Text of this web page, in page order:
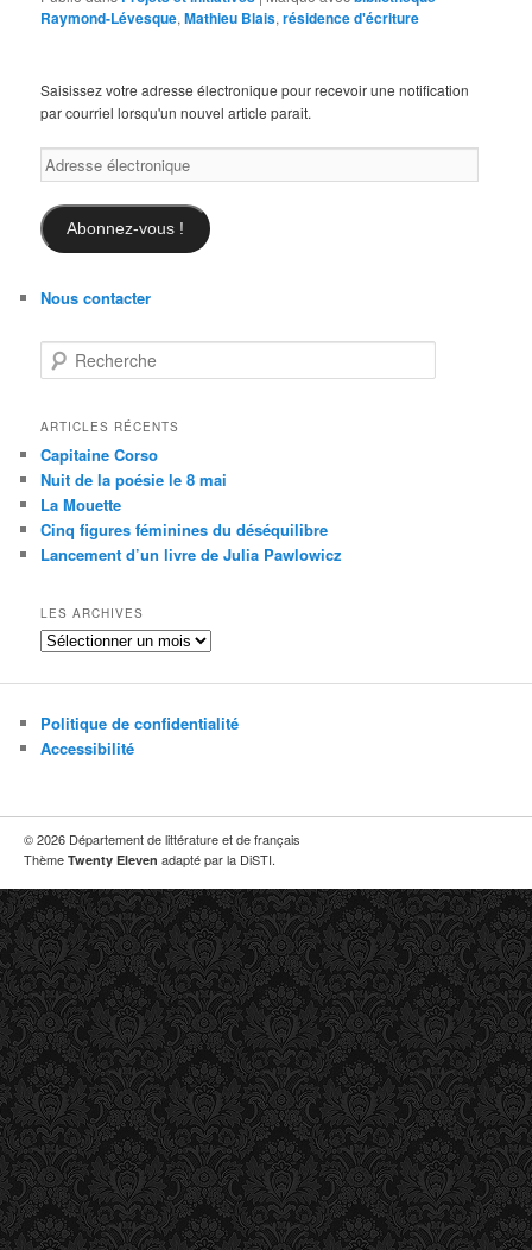
Raymond-Lévesque,Mathieu Blais,résidence d'écriture
Saisissez votre adresse électronique pour recevoir une notification
par courriel lorsqu'un nouvel article parait.
Adresse
électronique
Abonnez-vous !
Nous contacter
e
h
r
c
h
e
ARTICLES RÉCENTS
Capitaine Corso
Nuit de la poésie le 8 mai
La Mouette
Cinq figures féminines du déséquilibre
Lancement d’un livre de Julia Pawlowicz
LES ARCHIVES
Les
Politique de confidentialité
Accessibilité
© 2026 Département de littérature et de français
Thème Twenty Eleven adapté par la DiSTI.